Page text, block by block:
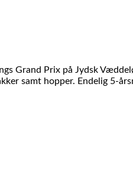
Grand Prix på Jydsk
samt hopper. Endelig 5-